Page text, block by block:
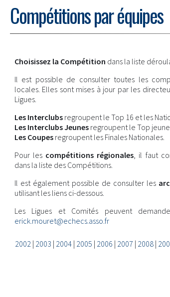
Compétitions par équipes
Choisissez la Compétition dans la liste
Il est possible de consulter toutes les
locales. Elles sont mises à jour par les
Ligues.
Les Interclubs regroupent le Top 16 et les
Les Interclubs Jeunes regroupent le Top
Les Coupes regroupent les Finales Nationales.
Pour les compétitions régionales, il faut
dans la liste des Compétitions.
Il est également possible de consulter les
utilisant les liens ci-dessous.
Les Ligues et Comités peuvent
erick.mouret@echecs.asso.fr
2002| 2003 | 2004| 2005 | 2006 | 2007 | 2008|